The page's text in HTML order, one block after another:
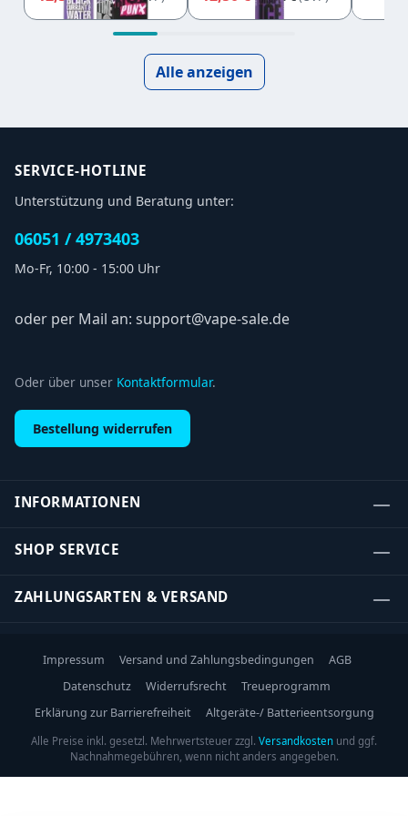
RIOT PUNX
Alle anzeigen
SERVICE-HOTLINE
Unterstützung und Beratung unter:
06051 / 4973403
Mo-Fr, 10:00 - 15:00 Uhr
oder per Mail an: support@vape-sale.de
Oder über unser Kontaktformular.
Bestellung widerrufen
INFORMATIONEN
SHOP SERVICE
ZAHLUNGSARTEN & VERSAND
Impressum Versand und Zahlungsbedingungen
AGB
Datenschutz
Widerrufsrecht
Treueprogramm
Erklärung zur Barrierefreiheit
Altgeräte-/ Batterieentsorgung
Alle Preise inkl. gesetzl. Mehrwertsteuer zzgl. Versandkosten und ggf.
Nachnahmegebühren, wenn nicht anders angegeben.